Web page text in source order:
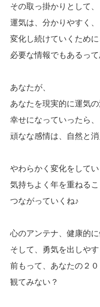
その取っ掛かりとして、
運気は、分かりやすく、
変化し続けていくために
必要な情報でもあるって
あなたが、
あなたを現実的に運気の
幸せになっていったら、
頑なな感情は、自然と消
やわらかく変化をしてい
気持ちよく年を重ねる
つながっていくね♪
心のアンテナ、健康的に
そして、勇気を出しや
前もって、あなたの２
観てみない？